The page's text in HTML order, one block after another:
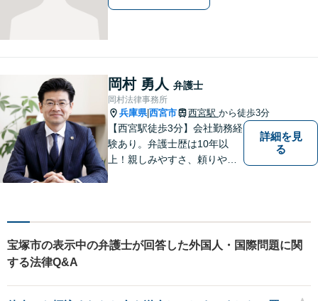
岡村 勇人 弁護士
岡村法律事務所
兵庫県|西宮市 西宮駅 から徒歩3分
【西宮駅徒歩3分】会社勤務経
験あり。弁護士歴は10年以
上！親しみやすさ、頼りやす
面談無料】
詳細を見
る
宝塚市の表示中の弁護士が回答した外国人・国際問題に関
する法律Q&A